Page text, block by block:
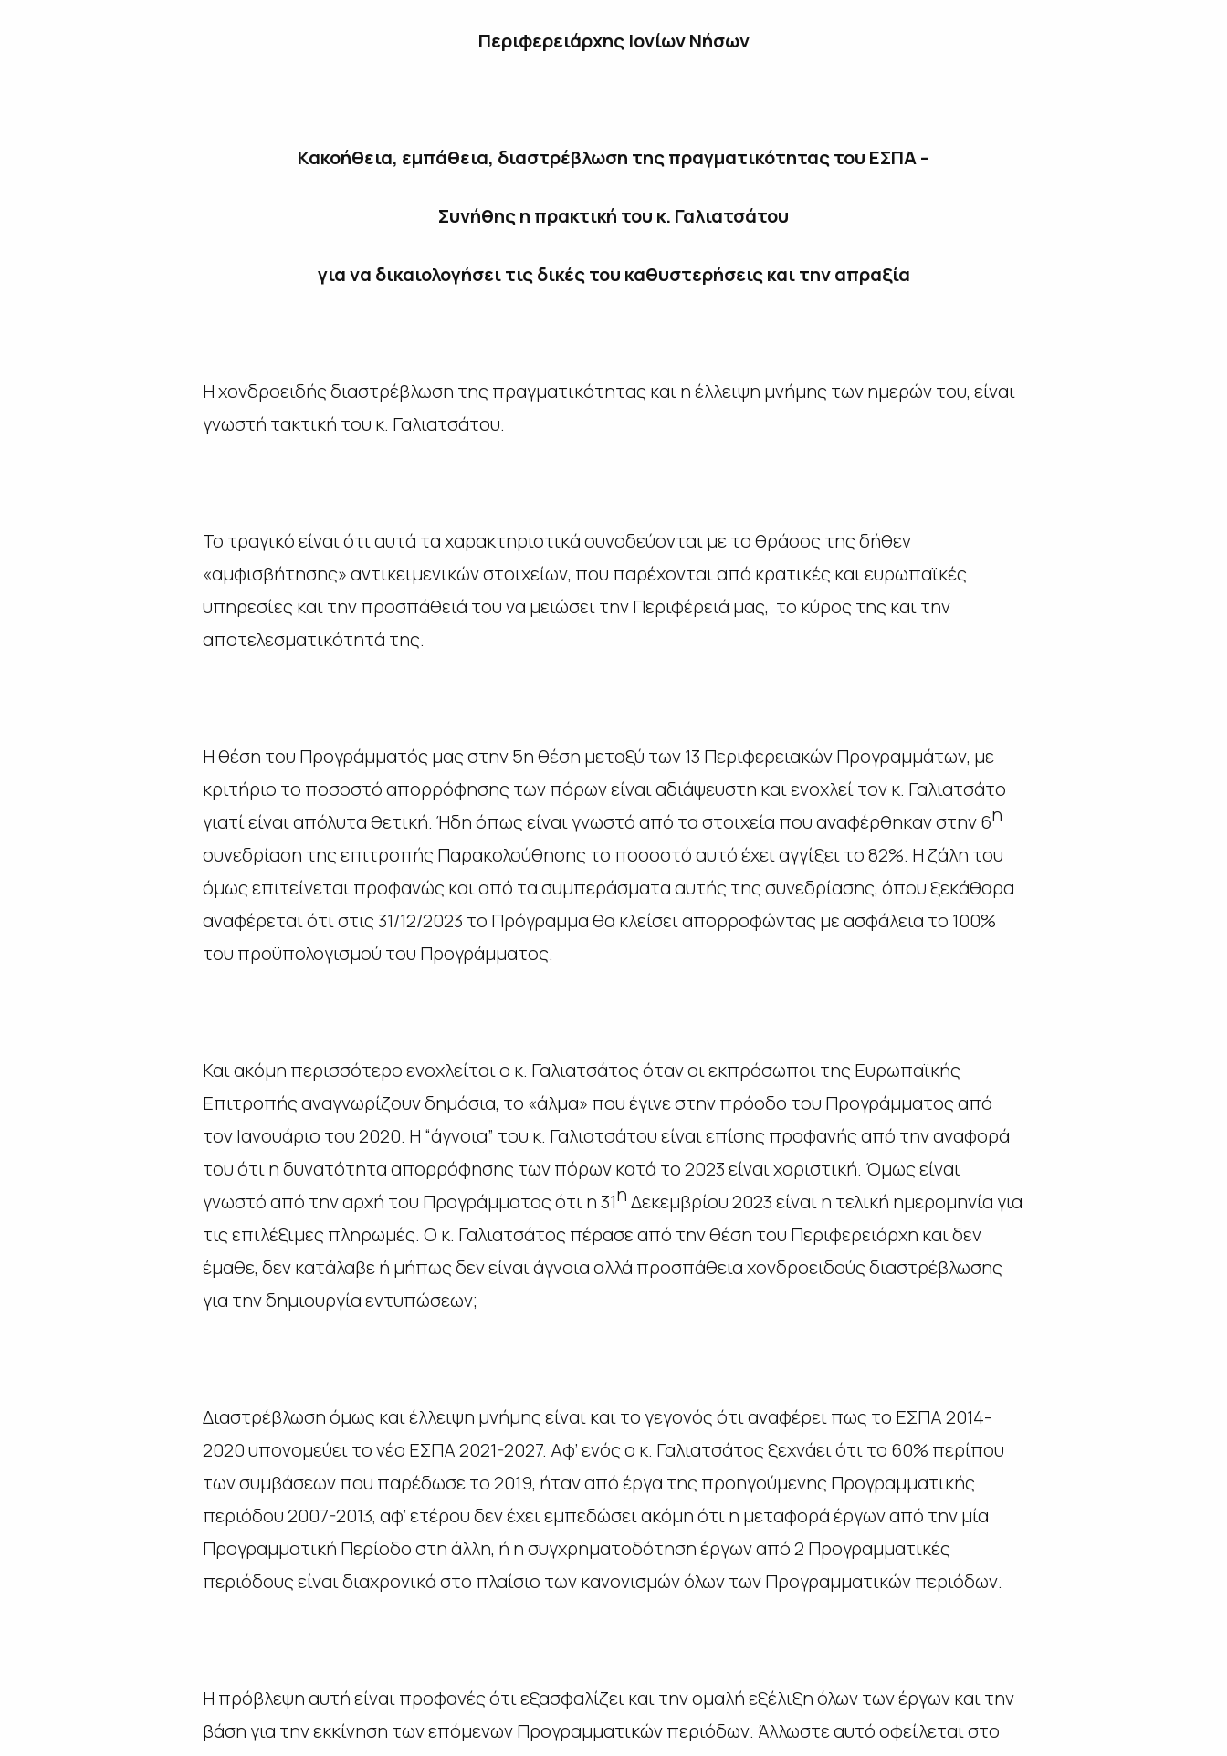
Περιφερειάρχης Ιονίων Νήσων
Κακοήθεια, εμπάθεια, διαστρέβλωση της πραγματικότητας του ΕΣΠΑ –
Συνήθης η πρακτική του κ. Γαλιατσάτου
για να δικαιολογήσει τις δικές του καθυστερήσεις και την απραξία
Η χονδροειδής διαστρέβλωση της πραγματικότητας και η έλλειψη μνήμης των ημερών του, είναι
γνωστή τακτική του κ. Γαλιατσάτου.
Το τραγικό είναι ότι αυτά τα χαρακτηριστικά συνοδεύονται με το θράσος της δήθεν
«αμφισβήτησης» αντικειμενικών στοιχείων, που παρέχονται από κρατικές και ευρωπαϊκές
υπηρεσίες και την προσπάθειά του να μειώσει την Περιφέρειά μας, το κύρος της και την
αποτελεσματικότητά της.
Η θέση του Προγράμματός μας στην 5η θέση μεταξύ των 13 Περιφερειακών Προγραμμάτων, με
κριτήριο το ποσοστό απορρόφησης των πόρων είναι αδιάψευστη και ενοχλεί τον κ. Γαλιατσάτο
γιατί είναι απόλυτα θετική. Ήδη όπως είναι γνωστό από τα στοιχεία που αναφέρθηκαν στην 6η
συνεδρίαση της επιτροπής Παρακολούθησης το ποσοστό αυτό έχει αγγίξει το 82%. Η ζάλη του
όμως επιτείνεται προφανώς και από τα συμπεράσματα αυτής της συνεδρίασης, όπου ξεκάθαρα
αναφέρεται ότι στις 31/12/2023 το Πρόγραμμα θα κλείσει απορροφώντας με ασφάλεια το 100%
του προϋπολογισμού του Προγράμματος.
Και ακόμη περισσότερο ενοχλείται ο κ. Γαλιατσάτος όταν οι εκπρόσωποι της Ευρωπαϊκής
Επιτροπής αναγνωρίζουν δημόσια, το «άλμα» που έγινε στην πρόοδο του Προγράμματος από
τον Ιανουάριο του 2020. Η “άγνοια” του κ. Γαλιατσάτου είναι επίσης προφανής από την αναφορά
του ότι η δυνατότητα απορρόφησης των πόρων κατά το 2023 είναι χαριστική. Όμως είναι
γνωστό από την αρχή του Προγράμματος ότι η 31ηΔεκεμβρίου 2023 είναι η τελική ημερομηνία για
τις επιλέξιμες πληρωμές. Ο κ. Γαλιατσάτος πέρασε από την θέση του Περιφερειάρχη και δεν
έμαθε, δεν κατάλαβε ή μήπως δεν είναι άγνοια αλλά προσπάθεια χονδροειδούς διαστρέβλωσης
για την δημιουργία εντυπώσεων;
Διαστρέβλωση όμως και έλλειψη μνήμης είναι και το γεγονός ότι αναφέρει πως το ΕΣΠΑ 2014-
2020 υπονομεύει το νέο ΕΣΠΑ 2021-2027. Αφ’ ενός ο κ. Γαλιατσάτος ξεχνάει ότι το 60% περίπου
των συμβάσεων που παρέδωσε το 2019, ήταν από έργα της προηγούμενης Προγραμματικής
περιόδου 2007-2013, αφ’ ετέρου δεν έχει εμπεδώσει ακόμη ότι η μεταφορά έργων από την μία
Προγραμματική Περίοδο στη άλλη, ή η συγχρηματοδότηση έργων από 2 Προγραμματικές
περιόδους είναι διαχρονικά στο πλαίσιο των κανονισμών όλων των Προγραμματικών περιόδων.
Η πρόβλεψη αυτή είναι προφανές ότι εξασφαλίζει και την ομαλή εξέλιξη όλων των έργων και την
βάση για την εκκίνηση των επόμενων Προγραμματικών περιόδων. Άλλωστε αυτό οφείλεται στο